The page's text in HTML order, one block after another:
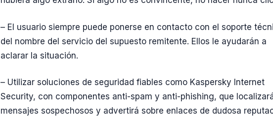
– El usuario siempre puede ponerse en contacto con el soporte
del nombre del servicio del supuesto remitente. Ellos le ayudarán a
aclarar la situación.
– Utilizar soluciones de seguridad fiables como Kaspersky Internet
Security, con componentes anti-spam y anti-phishing, que
mensajes sospechosos y advertirá sobre enlaces de dudosa